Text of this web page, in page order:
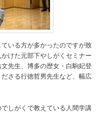
いる方が多かったのですが致
けた元部下やしがくセミナー
先生、博多の歴女・白駒妃登
さる行徳哲男先生など、幅広
しがくで教えている人間学講